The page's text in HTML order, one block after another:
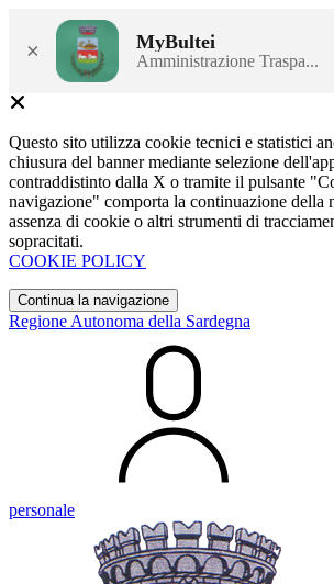
× MyBultei
Amministrazione Traspa...
Questo sito utilizza cookie tecnici e statistici
chiusura del banner mediante selezione
contraddistinto dalla X o tramite il pulsante
navigazione" comporta la continuazione della
assenza di cookie o altri strumenti di
sopracitati.
COOKIE POLICY
Continua la navigazione
Regione Autonoma della Sardegna
personale